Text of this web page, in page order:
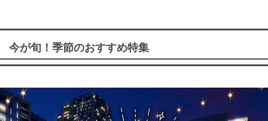
今が旬！季節のおすすめ特集